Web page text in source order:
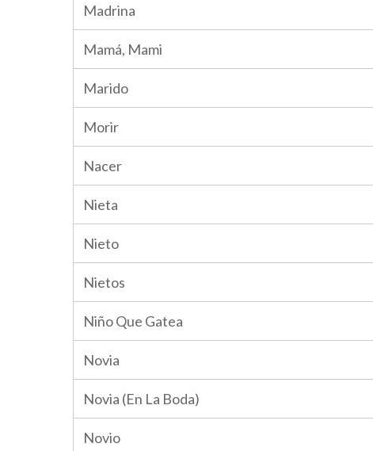
Madrina
Mamá, Mami
Marido
Morir
Nacer
Nieta
Nieto
Nietos
Niño Que Gatea
Novia
Novia (En La Boda)
Novio